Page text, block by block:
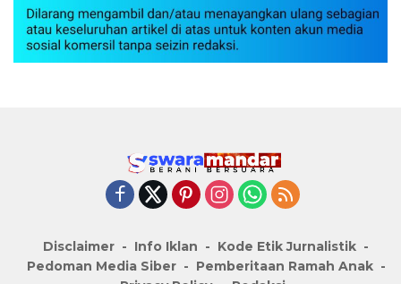
Disclaimer Info Iklan
Kode Etik Jurnalistik
Pedoman Media Siber
Pemberitaan Ramah Anak